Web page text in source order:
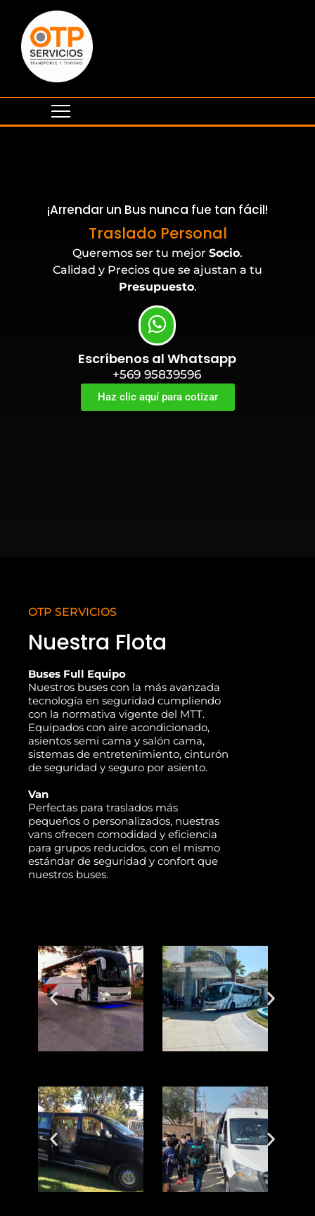
¡Arrendar un Bus nunca fue tan fácil!
Traslado Personal
Eventos Corporativos
Queremos ser tu mejor Socio.
Calidad y Precios que se ajustan a tu
Presupuesto.
Escríbenos al Whatsapp
+569 95839596
Haz clic aquí para cotizar
OTP SERVICIOS
Nuestra Flota
Buses Full Equipo
Nuestros buses con la más avanzada
tecnología en seguridad cumpliendo
con la normativa vigente del MTT.
Equipados con aire acondicionado,
asientos semi cama y salón cama,
sistemas de entretenimiento, cinturón
de seguridad y seguro por asiento.
Van
Perfectas para traslados más
pequeños o personalizados, nuestras
vans ofrecen comodidad y eficiencia
para grupos reducidos, con el mismo
estándar de seguridad y confort que
nuestros buses.